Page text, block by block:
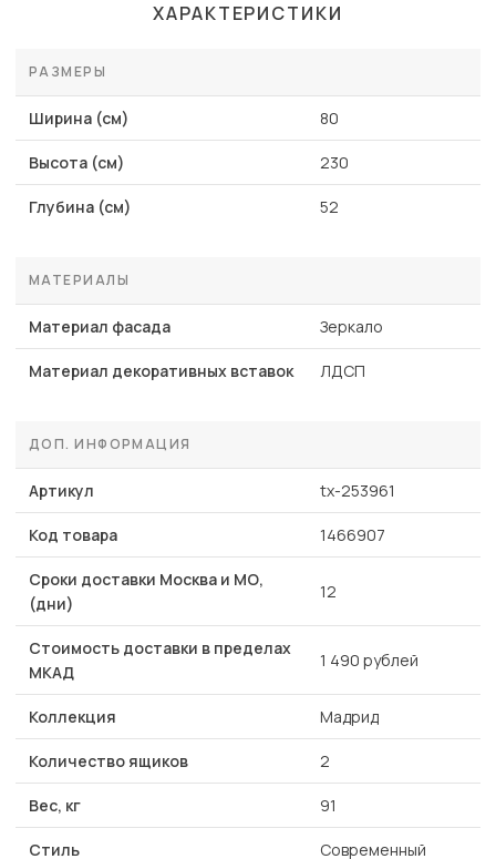
ХАРАКТЕРИСТИКИ
РАЗМЕРЫ
Ширина (см) 80
Высота (см) 230
Глубина (см) 52
МАТЕРИАЛЫ
Материал фасада Зеркало
Материал декоративных вставок ЛДСП
ДОП. ИНФОРМАЦИЯ
Артикул tx-253961
Код товара 1466907
Сроки доставки Москва и МО,
(дни)
12
Стоимость доставки в пределах
МКАД
1 490 рублей
Коллекция Мадрид
Количество ящиков 2
Вес, кг 91
Стиль Современный